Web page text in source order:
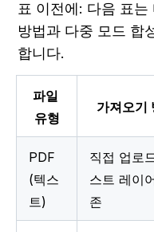
표 이전에: 다음 표
방법과 다중 모드 합
합니다.
파일
유형
가져오기
PDF
(텍스
트)
직접 업로
스트 레이
존